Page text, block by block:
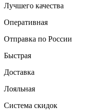
Лучшего качества
Оперативная
Отправка по России
Быстрая
Доставка
Лояльная
Система скидок